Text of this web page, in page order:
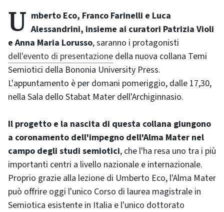
Umberto Eco, Franco Farinelli e Luca Alessandrini, insieme ai curatori Patrizia Violi
e Anna Maria Lorusso, saranno i protagonisti
dell'evento di presentazione della nuova collana Temi
Semiotici della Bononia University Press.
L'appuntamento è per domani pomeriggio, dalle 17,30,
nella Sala dello Stabat Mater dell'Archiginnasio.
Il progetto e la nascita di questa collana giungono
a coronamento dell'impegno dell'Alma Mater nel
campo degli studi semiotici, che l'ha resa uno tra i più
importanti centri a livello nazionale e internazionale.
Proprio grazie alla lezione di Umberto Eco, l'Alma Mater
può offrire oggi l'unico Corso di laurea magistrale in
Semiotica esistente in Italia e l'unico dottorato